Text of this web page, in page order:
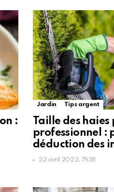
:
Jardin Tips argent
Taille des
professionnel :
déduction des
22 avril 2022, 7h38